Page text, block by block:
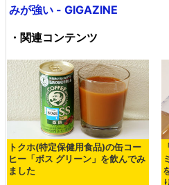
みが強い - GIGAZINE
・関連コンテンツ
トクホ(特定保健用食品)の缶コー
ヒー「ボス グリーン」を飲んでみ
ました